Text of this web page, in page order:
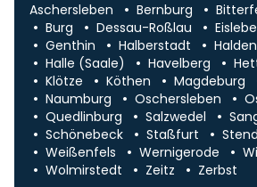
Aschersleben Bernburg
Burg
Dessau-Roßlau
Genthin
Halberstadt
Halle (Saale)
Havelberg
Klötze
Köthen Magdeburg
Naumburg
Oschersleben
Quedlinburg
Salzwedel
Schönebeck
Staßfurt
Weißenfels
Wernigerode
Wolmirstedt
Zeitz Zerbst